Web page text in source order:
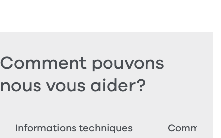
Comment pouvons
nous vous aider?
Informations techniques